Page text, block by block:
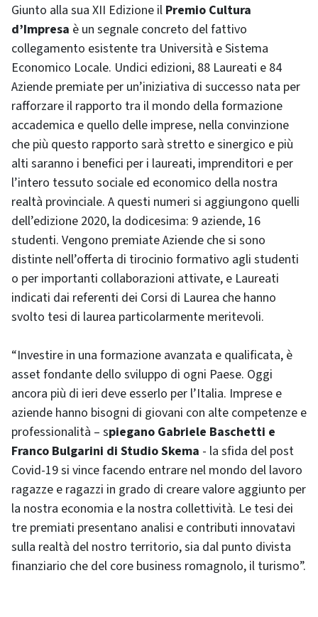
Giunto alla sua XII Edizione il Premio Cultura
d’Impresa è un segnale concreto del fattivo
collegamento esistente tra Università e Sistema
Economico Locale. Undici edizioni, 88 Laureati e 84
Aziende premiate per un’iniziativa di successo nata per
rafforzare il rapporto tra il mondo della formazione
accademica e quello delle imprese, nella convinzione
che più questo rapporto sarà stretto e sinergico e più
alti saranno i benefici per i laureati, imprenditori e per
l’intero tessuto sociale ed economico della nostra
realtà provinciale. A questi numeri si aggiungono quelli
dell’edizione 2020, la dodicesima: 9 aziende, 16
studenti. Vengono premiate Aziende che si sono
distinte nell’offerta di tirocinio formativo agli studenti
o per importanti collaborazioni attivate, e Laureati
indicati dai referenti dei Corsi di Laurea che hanno
svolto tesi di laurea particolarmente meritevoli.
“Investire in una formazione avanzata e qualificata, è
asset fondante dello sviluppo di ogni Paese. Oggi
ancora più di ieri deve esserlo per l’Italia. Imprese e
aziende hanno bisogni di giovani con alte competenze e
professionalità – spiegano Gabriele Baschetti e
Franco Bulgarini di Studio Skema - la sfida del post
Covid-19 si vince facendo entrare nel mondo del lavoro
ragazze e ragazzi in grado di creare valore aggiunto per
la nostra economia e la nostra collettività. Le tesi dei
tre premiati presentano analisi e contributi innovatavi
sulla realtà del nostro territorio, sia dal punto divista
finanziario che del core business romagnolo, il turismo”.